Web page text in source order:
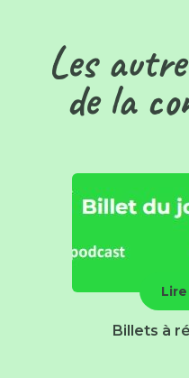
Les
de la
Billets à